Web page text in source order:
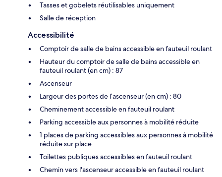
Tasses et gobelets réutilisables uniquement
Salle de réception
Accessibilité
Comptoir de salle de bains accessible en fauteuil roulant
Hauteur du comptoir de salle de bains accessible en
fauteuil roulant (en cm) : 87
Ascenseur
Largeur des portes de l’ascenseur (en cm) : 80
Cheminement accessible en fauteuil roulant
Parking accessible aux personnes à mobilité réduite
1 places de parking accessibles aux personnes à mobilité
réduite sur place
Toilettes publiques accessibles en fauteuil roulant
Chemin vers l'ascenseur accessible en fauteuil roulant